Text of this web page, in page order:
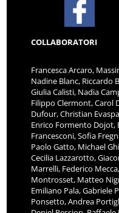
COLLABORATORI
Francesca Arcaro,
Nadine Blanc, Riccardo
Giulia Calisti, Nadia
Filippo Clermont, Carol
Dufour, Christian
Enrico Formento Dojot,
Francesconi, Sofia
Paolo Gatto, Michael
Cecilia Lazzarotto,
Marrelli, Federico
Montrosset, Matteo
Emiliano Pala, Gabriele
Ponsetto, Andrea